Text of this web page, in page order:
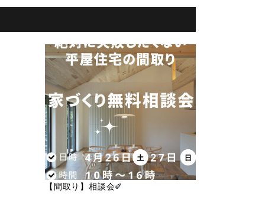
【間取り】相談会✐